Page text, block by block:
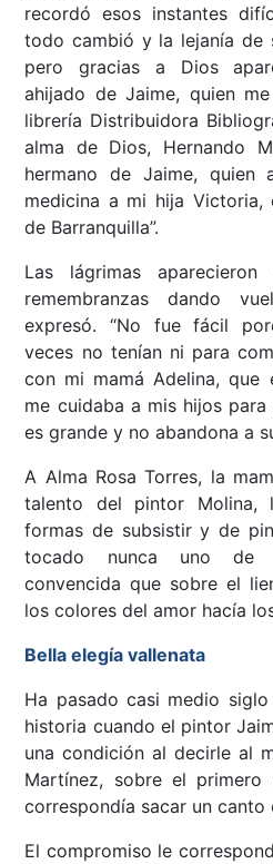
recordó esos instantes
todo cambió y la lejanía de
pero gracias a Dios
ahijado de Jaime, quien
librería Distribuidora
alma de Dios, Hernando
hermano de Jaime, quien
medicina a mi hija Victoria,
de Barranquilla”.
Las lágrimas
remembranzas dando
expresó. “No fue fácil
veces no tenían ni para
con mi mamá Adelina, que
me cuidaba a mis hijos
es grande y no abandona a
A Alma Rosa Torres, la
talento del pintor Molina,
formas de subsistir y de
tocado nunca uno de
convencida que sobre el
los colores del amor hacía
Bella elegía vallenata
Ha pasado casi medio
historia cuando el pintor
una condición al decirle al
Martínez, sobre el
correspondía sacar un canto
El compromiso le